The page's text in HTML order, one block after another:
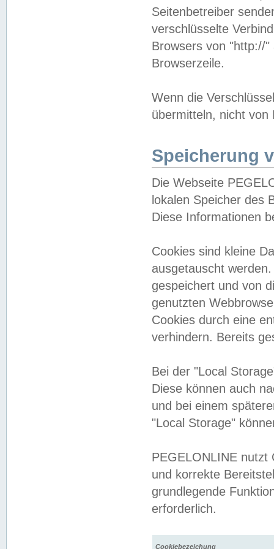
Seitenbetreiber
verschlüsselte
Browsers von "http://
Browserzeile.
Wenn die
übermitteln, nicht von
Speicherung
Die Webseite
lokalen Speicher des
Diese Informationen
Cookies sind kleine
ausgetauscht
gespeichert und von
genutzten
Cookies durch eine
verhindern. Bereits
Bei der "Local
Diese können auch
und bei einem
"Local Storage"
PEGELONLINE nutzt
und korrekte
grundlegende
erforderlich.
Cookiebezeichung